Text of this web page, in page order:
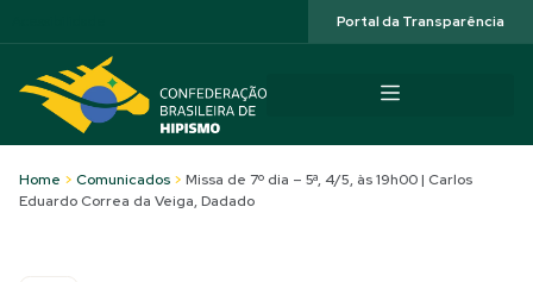
Portal da Transparência
Home > Comunicados > Missa de 7º dia – 5ª, 4/5, às 19h00 | Carlos
Eduardo Correa da Veiga, Dadado